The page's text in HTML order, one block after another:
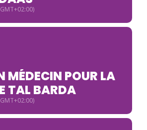
MÉDECIN POUR LA
TAL BARDA